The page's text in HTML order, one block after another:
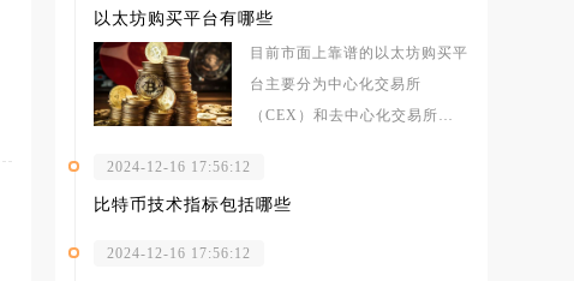
以太坊购买平台有哪些
目前市面上靠谱的以太坊购买平
台主要分为中心化交易所
（CEX）和去中心化交易所
2024-12-16 17:56:12
比特币技术指标包括哪些
2024-12-16 17:56:12